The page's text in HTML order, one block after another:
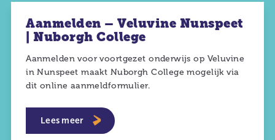
Aanmelden – Veluvine Nunspeet
| Nuborgh College
Aanmelden voor voortgezet onderwijs op Veluvine
in Nunspeet maakt Nuborgh College mogelijk via
dit online aanmeldformulier.
Lees meer